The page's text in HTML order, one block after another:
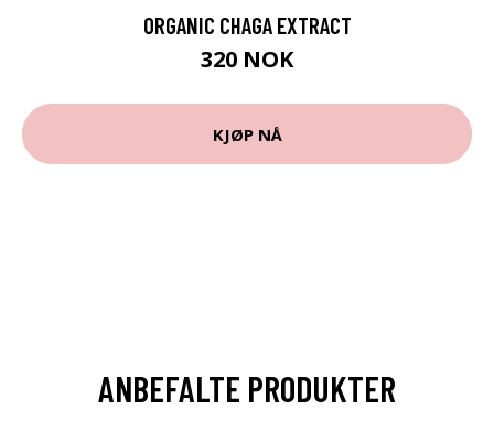
ORGANIC CHAGA EXTRACT
320 NOK
KJØP NÅ
ANBEFALTE PRODUKTER